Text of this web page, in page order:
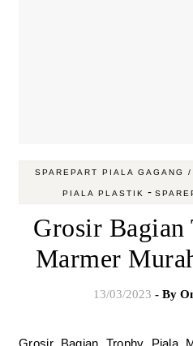
SPAREPART PIALA GAGANG /
PIALA PLASTIK -
Grosir Bagian
Marmer
13/03/2023 - By
Grosir Bagian Trophy Piala Marmer Murah – Mangkuk